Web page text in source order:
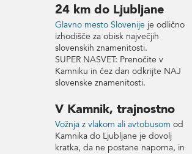
24 km do Ljubljane
Glavno mesto Slovenije je odlično
izhodišče za obisk največjih
slovenskih znamenitosti.
SUPER NASVET: Prenočite v
Kamniku in čez dan odkrijte NAJ
slovenske znamenitosti.
V Kamnik, trajnostno
Vožnja z vlakom ali avtobusom od
Kamnika do Ljubljane je dovolj
kratka, da ne postane naporna, in